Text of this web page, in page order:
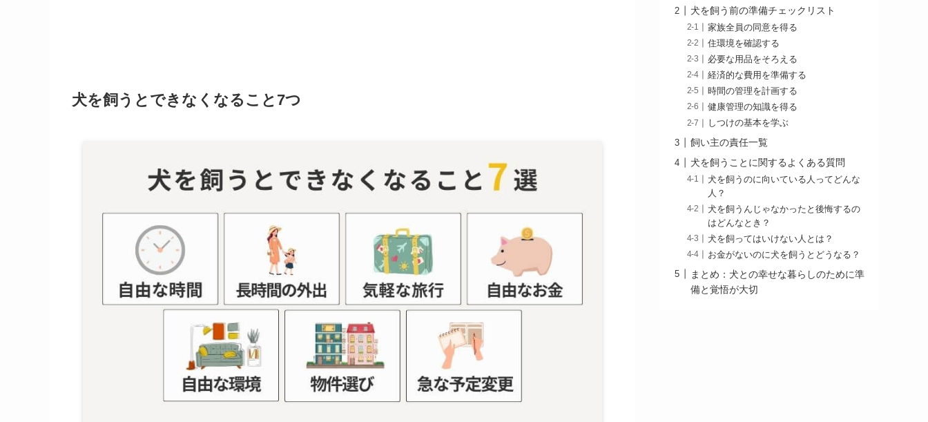
犬を飼うとできなくなること7つ
犬を飼う前の準備チェックリスト
家族全員の同意を得る
住環境を確認する
必要な用品をそろえる
経済的な費用を準備する
時間の管理を計画する
健康管理の知識を得る
しつけの基本を学ぶ
飼い主の責任一覧
犬を飼うことに関するよくある質問
犬を飼うのに向いている人ってどんな
人？
犬を飼うんじゃなかったと後悔するの
はどんなとき？
犬を飼ってはいけない人とは？
お金がないのに犬を飼うとどうなる？
まとめ：犬との幸せな暮らしのために準
備と覚悟が大切